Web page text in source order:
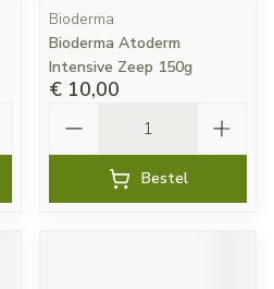
Bioderma
Bioderma Atoderm
Intensive Zeep 150g
€ 10,00
Bestel